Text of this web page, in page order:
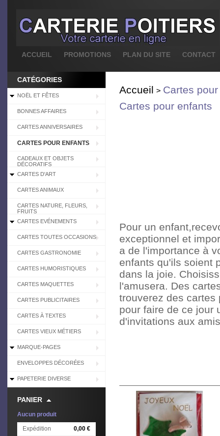
ACCUEIL PROMOTIONS PLAN DU SITE CONTACT
CATÉGORIES
NOËL ET FÊTES
BONNES AFFAIRES
CARTES ANNIVERSAIRES
CARTES POUR ENFANTS
CADEAUX ET OBJETS
DÉCORATIFS
CARTES D'ART
CARTES ANIMAUX
CARTES NATURE, FLEURS,
FRUITS
CARTES EVÉNEMENTS
CARTES TOUTES OCCASIONS
CARTES GASTRONOMIE
CARTES HUMORISTIQUES
CARTES MAQUETTES
CARTES PUBLICITAIRES
CARTES À TEXTES
CARTES VIEUX MÉTIERS
MARQUE-PAGES
ENVELOPPES DÉCORÉES
PAPETERIE DIVERSE
PANIER
Aucun produit
Expédition
0,00 €
Accueil > Cartes
Cartes pour enfants
Pour un
exceptionnel et
a de l'importance à
enfants qu'ils soient
dans la joie.
l'amusera. Des
trouverez des cartes
pour faire de ce jour
d'invitations aux